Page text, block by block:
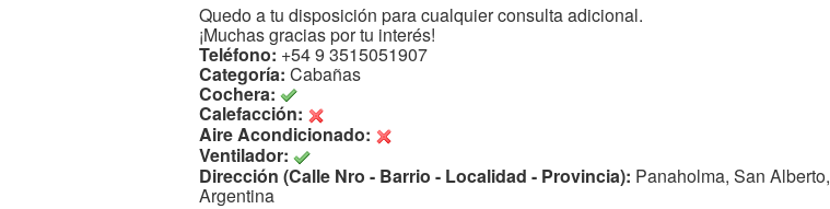
Quedo a tu disposición para cualquier consulta adicional.
¡Muchas gracias por tu interés!
Teléfono: +54 9 3515051907
Categoría: Cabañas
Cochera:
Calefacción:
Aire Acondicionado:
Ventilador:
Dirección (Calle Nro - Barrio - Localidad - Provincia): Panaholma, San Alberto,
Argentina